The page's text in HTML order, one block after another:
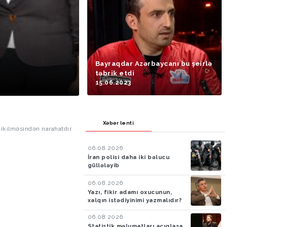
Bayraqdar Azərbaycanı bu şeirlə
təbrik etdi
15.06.2023
narahatdır.
Xəbər lenti
06.08.2026
İran polisi daha iki bəlucu
güllələyib
06.08.2026
Yazı, fikir adamı oxucunun,
xalqın istədiyinimi yazmalıdır?
06.08.2026